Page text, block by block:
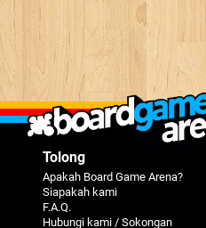
Tolong
Apakah Board Game Arena?
Siapakah kami
F.A.Q.
Hubungi kami / Sokongan